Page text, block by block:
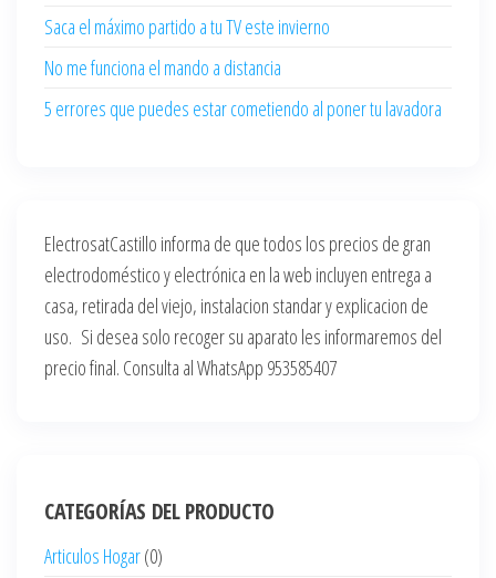
Saca el máximo partido a tu TV este invierno
No me funciona el mando a distancia
5 errores que puedes estar cometiendo al poner tu lavadora
ElectrosatCastillo informa de que todos los precios de gran
electrodoméstico y electrónica en la web incluyen entrega a
casa, retirada del viejo, instalacion standar y explicacion de
uso. Si desea solo recoger su aparato les informaremos del
precio final. Consulta al WhatsApp 953585407
CATEGORÍAS DEL PRODUCTO
Articulos Hogar(0)